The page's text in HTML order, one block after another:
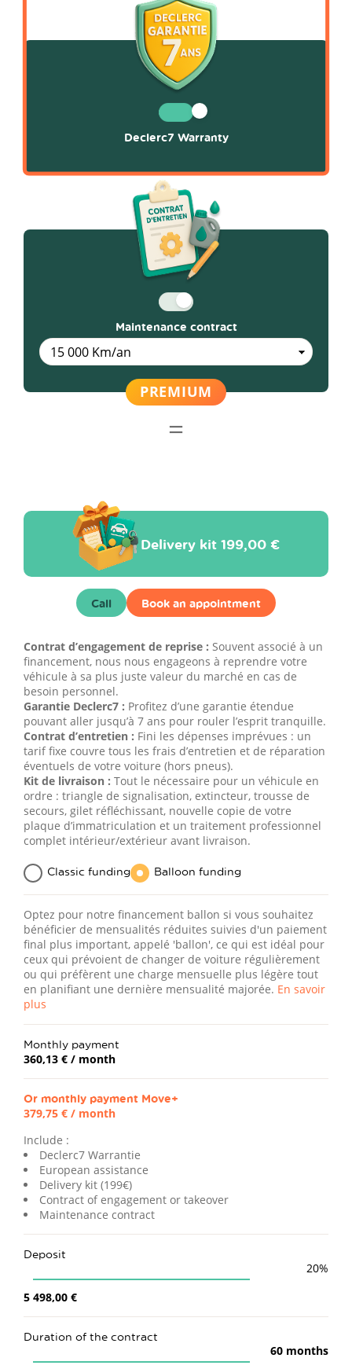
Declerc7 Warranty
Maintenance contract
Delivery kit199,00 €
Call Book an appointment
Contrat d’engagement de reprise : Souvent associé à un
financement, nous nous engageons à reprendre votre
véhicule à sa plus juste valeur du marché en cas de
besoin personnel.
Garantie Declerc7 : Profitez d’une garantie étendue
pouvant aller jusqu’à 7 ans pour rouler l’esprit tranquille.
Contrat d’entretien : Fini les dépenses imprévues : un
tarif fixe couvre tous les frais d’entretien et de réparation
éventuels de votre voiture (hors pneus).
Kit de livraison : Tout le nécessaire pour un véhicule en
ordre : triangle de signalisation, extincteur, trousse de
secours, gilet réfléchissant, nouvelle copie de votre
plaque d’immatriculation et un traitement professionnel
complet intérieur/extérieur avant livraison.
Classic funding Balloon funding
Optez pour notre financement ballon si vous souhaitez
bénéficier de mensualités réduites suivies d'un paiement
final plus important, appelé 'ballon', ce qui est idéal pour
ceux qui prévoient de changer de voiture régulièrement
ou qui préfèrent une charge mensuelle plus légère tout
en planifiant une dernière mensualité majorée. En savoir
plus
Monthly payment
360,13 € / month
Or monthly payment Move+
379,75 € / month
Include :
Declerc7 Warrantie
European assistance
Delivery kit (199€)
Contract of engagement or takeover
Maintenance contract
Deposit
20%
5 498,00 €
Duration of the contract
60 months